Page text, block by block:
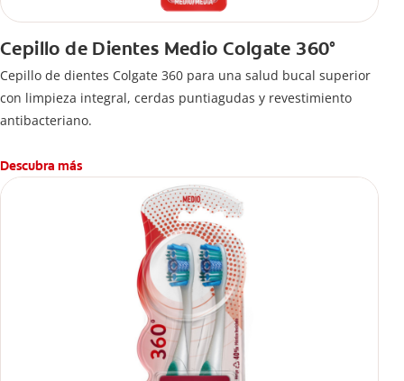
Cepillo de Dientes Medio Colgate 360°
Cepillo de dientes Colgate 360 ​​para una salud bucal superior
con limpieza integral, cerdas puntiagudas y revestimiento
antibacteriano.
Descubra más